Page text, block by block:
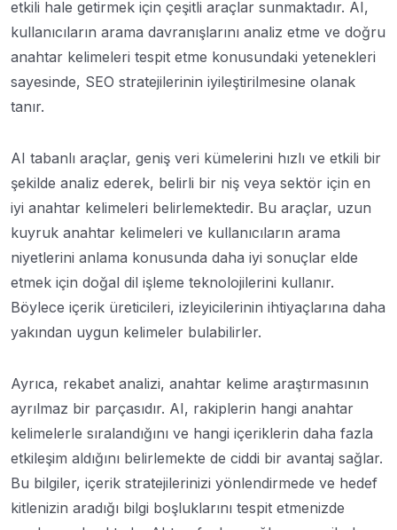
etkili hale getirmek için çeşitli araçlar sunmaktadır. AI,
kullanıcıların arama davranışlarını analiz etme ve doğru
anahtar kelimeleri tespit etme konusundaki yetenekleri
sayesinde, SEO stratejilerinin iyileştirilmesine olanak
tanır.
AI tabanlı araçlar, geniş veri kümelerini hızlı ve etkili bir
şekilde analiz ederek, belirli bir niş veya sektör için en
iyi anahtar kelimeleri belirlemektedir. Bu araçlar, uzun
kuyruk anahtar kelimeleri ve kullanıcıların arama
niyetlerini anlama konusunda daha iyi sonuçlar elde
etmek için doğal dil işleme teknolojilerini kullanır.
Böylece içerik üreticileri, izleyicilerinin ihtiyaçlarına daha
yakından uygun kelimeler bulabilirler.
Ayrıca, rekabet analizi, anahtar kelime araştırmasının
ayrılmaz bir parçasıdır. AI, rakiplerin hangi anahtar
kelimelerle sıralandığını ve hangi içeriklerin daha fazla
etkileşim aldığını belirlemekte de ciddi bir avantaj sağlar.
Bu bilgiler, içerik stratejilerinizi yönlendirmede ve hedef
kitlenizin aradığı bilgi boşluklarını tespit etmenizde